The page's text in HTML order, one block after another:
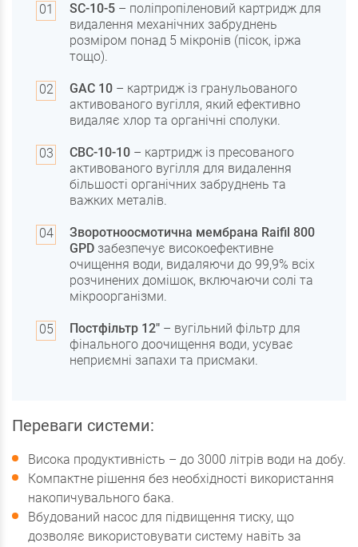
SC-10-5 – поліпропіленовий картридж для
видалення механічних забруднень
розміром понад 5 мікронів (пісок, іржа
тощо).
GAC 10 – картридж із гранульованого
активованого вугілля, який ефективно
видаляє хлор та органічні сполуки.
СВС-10-10 – картридж із пресованого
активованого вугілля для видалення
більшості органічних забруднень та
важких металів.
Зворотноосмотична мембрана Raifil 800
GPD забезпечує високоефективне
очищення води, видаляючи до 99,9% всіх
розчинених домішок, включаючи солі та
мікроорганізми.
Постфільтр 12" – вугільний фільтр для
фінального доочищення води, усуває
неприємні запахи та присмаки.
Переваги системи:
Висока продуктивність – до 3000 літрів води на добу.
Компактне рішення без необхідності використання
накопичувального бака.
Вбудований насос для підвищення тиску, що
дозволяє використовувати систему навіть за